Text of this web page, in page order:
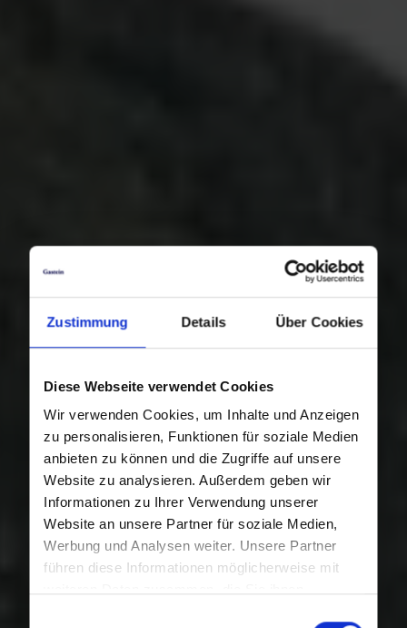
Zustimmung Details Über Cookies
Diese Webseite verwendet Cookies
Wir verwenden Cookies, um Inhalte und Anzeigen
zu personalisieren, Funktionen für soziale Medien
anbieten zu können und die Zugriffe auf unsere
Website zu analysieren. Außerdem geben wir
Informationen zu Ihrer Verwendung unserer
Website an unsere Partner für soziale Medien,
Werbung und Analysen weiter. Unsere Partner
führen diese Informationen möglicherweise mit